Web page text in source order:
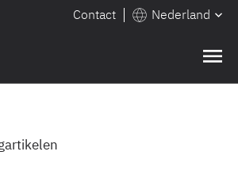
Contact Nederland